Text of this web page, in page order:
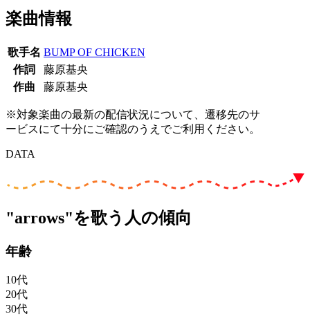
楽曲情報
歌手名 BUMP OF CHICKEN
作詞
藤原基央
作曲
藤原基央
※対象楽曲の最新の配信状況について、遷移先のサ
ービスにて十分にご確認のうえでご利用ください。
DATA
"arrows"を歌う人の傾向
年齢
10代
20代
30代